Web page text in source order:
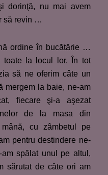
dorinţă, nu mai avem
să revin …
ordine în bucătărie …
toate la locul lor. În tot
să ne oferim câte un
mergem la baie, ne-am
fiecare şi-a aşezat
de la masa din
cu zâmbetul pe
pentru destindere ne-
spălat unul pe altul,
sărutat de câte ori am